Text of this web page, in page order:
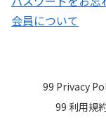
会員について
99 Privacy
99 利用規